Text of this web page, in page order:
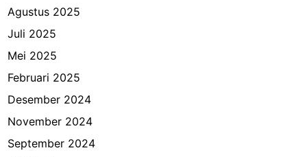
Agustus 2025
Juli 2025
Mei 2025
Februari 2025
Desember 2024
November 2024
September 2024